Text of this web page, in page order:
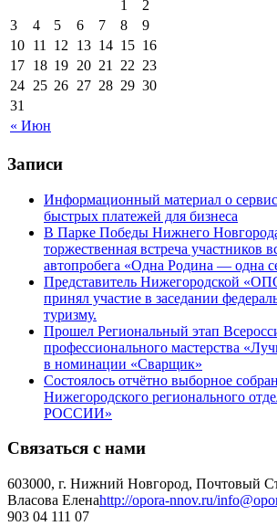
« Июн
1
2
3
4 5 6 7 8
9
10 11 12 13 14 15 16
17 18 19 20 21 22 23
24 25 26 27 28 29 30
31
Записи
Информационный материал о
быстрых платежей для бизнеса
В Парке Победы Нижнего Новгорода
торжественная встреча участников
автопробега «Одна Родина — одна
Представитель Нижегородской
принял участие в заседании
туризму.
Прошел Региональный этап
профессионального мастерства
в номинации «Сварщик»
Состоялось отчётно выборное
Нижегородского регионального
РОССИИ»
Связаться с нами
603000, г. Нижний Новгород, Почтовый
Власова Еленаhttp://opora-nnov.ru/
903 04 111 07